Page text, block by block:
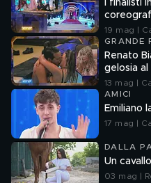
I finalisti
19 mag |
GRANDE
Renato
gelosia al
13 mag |
AMICI
Emiliano
17 mag |
DALLA
Un
03 mag |